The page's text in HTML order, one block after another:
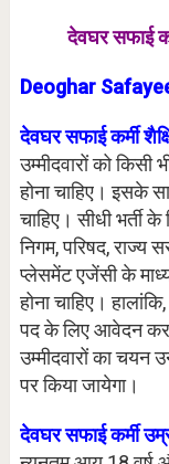
देवघर सफाई
Deoghar
देवघर सफाई कर्मी
उम्मीदवारों को किसी
होना चाहिए। इसके
चाहिए। सीधी भर्ती
निगम, परिषद, राज्य
प्लेसमेंट एजेंसी के
होना चाहिए।
पद के लिए आवेदन कर
उम्मीदवारों का चयन
पर किया जायेगा।
देवघर सफाई कर्मी